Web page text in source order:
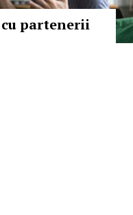
cu partenerii